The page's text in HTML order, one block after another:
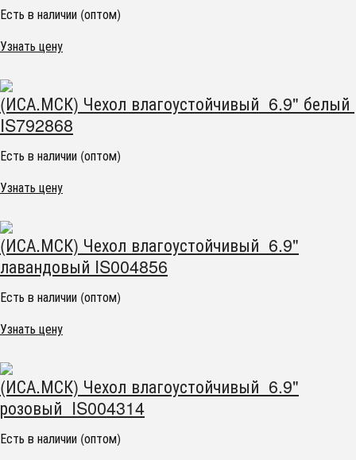
Есть в наличии (оптом)
Узнать цену
(ИСА.МСК) Чехол влагоустойчивый 6.9" белый
IS792868
Есть в наличии (оптом)
Узнать цену
(ИСА.МСК) Чехол влагоустойчивый 6.9"
лавандовый IS004856
Есть в наличии (оптом)
Узнать цену
(ИСА.МСК) Чехол влагоустойчивый 6.9"
розовый IS004314
Есть в наличии (оптом)